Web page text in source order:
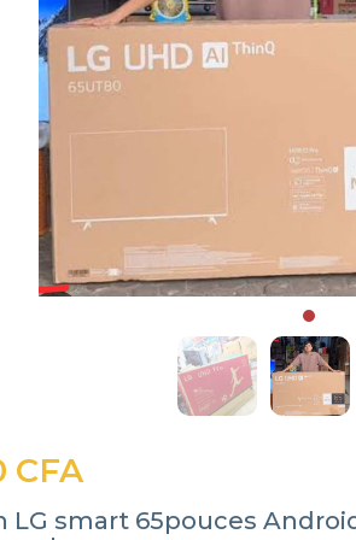
CFA
LG smart 65pouces